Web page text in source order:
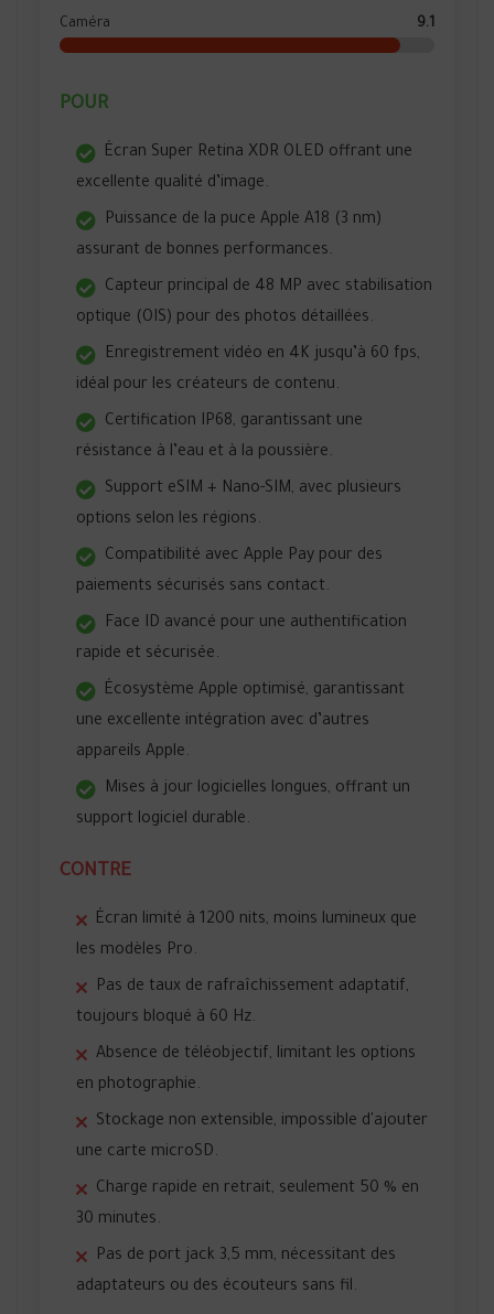
Caméra 9.1
POUR
Écran Super Retina XDR OLED offrant une
excellente qualité d’image.
Puissance de la puce Apple A18 (3 nm)
assurant de bonnes performances.
Capteur principal de 48 MP avec stabilisation
optique (OIS) pour des photos détaillées.
Enregistrement vidéo en 4K jusqu’à 60 fps,
idéal pour les créateurs de contenu.
Certification IP68, garantissant une
résistance à l’eau et à la poussière.
Support eSIM + Nano-SIM, avec plusieurs
options selon les régions.
Compatibilité avec Apple Pay pour des
paiements sécurisés sans contact.
Face ID avancé pour une authentification
rapide et sécurisée.
Écosystème Apple optimisé, garantissant
une excellente intégration avec d’autres
appareils Apple.
Mises à jour logicielles longues, offrant un
support logiciel durable.
CONTRE
Écran limité à 1200 nits, moins lumineux que
les modèles Pro.
Pas de taux de rafraîchissement adaptatif,
toujours bloqué à 60 Hz.
Absence de téléobjectif, limitant les options
en photographie.
Stockage non extensible, impossible d'ajouter
une carte microSD.
Charge rapide en retrait, seulement 50 % en
30 minutes.
Pas de port jack 3,5 mm, nécessitant des
adaptateurs ou des écouteurs sans fil.